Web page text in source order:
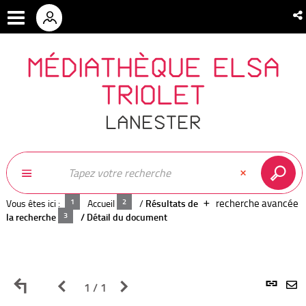
MÉDIATHÈQUE ELSA
TRIOLET
LANESTER
recherche avancée
Vous êtes ici : Accueil / Résultats de
la recherche
/ Détail du document
Retour
Page
1 / 1
Page